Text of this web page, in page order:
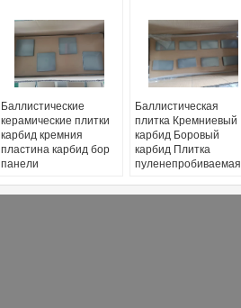
Баллистические
керамические плитки
карбид кремния
пластина карбид бор
панели
Баллистическая
плитка Кремниевый
карбид Боровый
карбид Плитка
пуленепробиваемая